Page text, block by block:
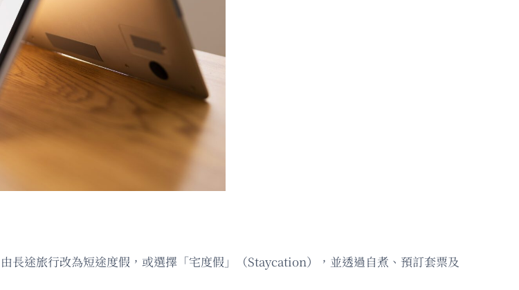
長途旅行改為短途度假，或選擇「宅度假」（Staycation），並透過自煮、預訂套票及